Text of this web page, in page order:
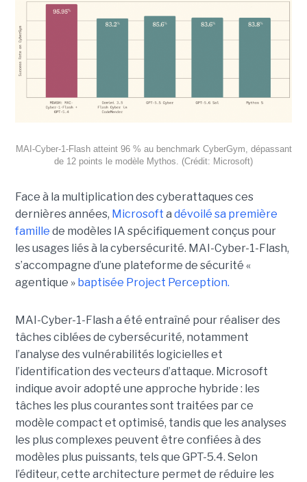
MAI-Cyber-1-Flash atteint 96 % au benchmark CyberGym, dépassant
de 12 points le modèle Mythos. (Crédit: Microsoft)
Face à la multiplication des cyberattaques ces
dernières années, Microsoft a dévoilé sa première
famille de modèles IA spécifiquement conçus pour
les usages liés à la cybersécurité. MAI-Cyber-1-Flash,
s’accompagne d’une plateforme de sécurité «
agentique » baptisée Project Perception.
MAI-Cyber-1-Flash a été entraîné pour réaliser des
tâches ciblées de cybersécurité, notamment
l’analyse des vulnérabilités logicielles et
l’identification des vecteurs d’attaque. Microsoft
indique avoir adopté une approche hybride : les
tâches les plus courantes sont traitées par ce
modèle compact et optimisé, tandis que les analyses
les plus complexes peuvent être confiées à des
modèles plus puissants, tels que GPT-5.4. Selon
l’éditeur, cette architecture permet de réduire les